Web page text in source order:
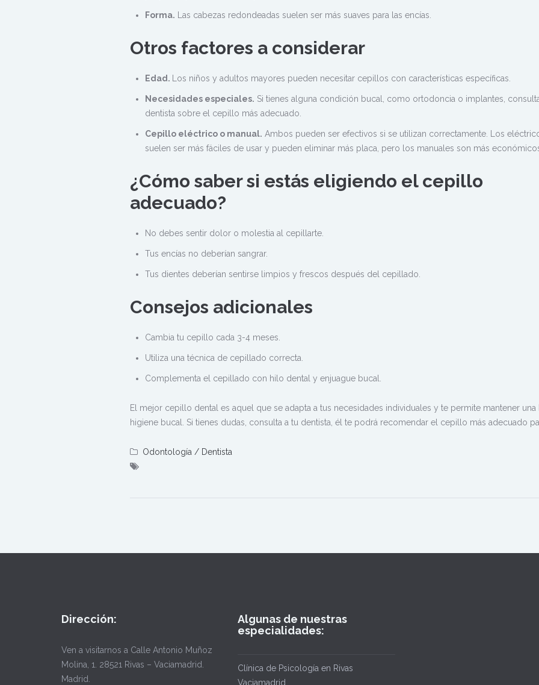
Forma. Las cabezas redondeadas suelen ser más suaves para las encías.
Otros factores a considerar
Edad. Los niños y adultos mayores pueden necesitar cepillos con características específicas.
Necesidades especiales. Si tienes alguna condición bucal, como ortodoncia o implantes,
dentista sobre el cepillo más adecuado.
Cepillo eléctrico o manual. Ambos pueden ser efectivos si se utilizan correctamente. Los
suelen ser más fáciles de usar y pueden eliminar más placa, pero los manuales son más
¿Cómo saber si estás eligiendo el cepillo
adecuado?
No debes sentir dolor o molestia al cepillarte.
Tus encías no deberían sangrar.
Tus dientes deberían sentirse limpios y frescos después del cepillado.
Consejos adicionales
Cambia tu cepillo cada 3-4 meses.
Utiliza una técnica de cepillado correcta.
Complementa el cepillado con hilo dental y enjuague bucal.
El mejor cepillo dental es aquel que se adapta a tus necesidades individuales y te permite mantener una
higiene bucal. Si tienes dudas, consulta a tu dentista, él te podrá recomendar el cepillo más adecuado
Odontología / Dentista
Dirección:
Ven a visitarnos a Calle Antonio Muñoz
Molina, 1. 28521 Rivas – Vaciamadrid.
Madrid.
Algunas de nuestras
especialidades:
Clínica de Psicología en Rivas
Vaciamadrid